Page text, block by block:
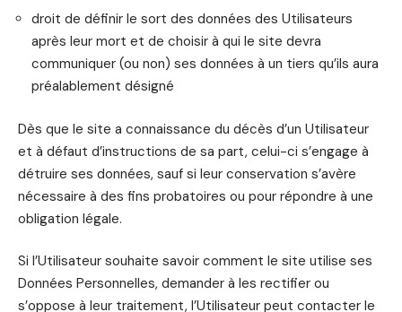
droit de définir le sort des données des Utilisateurs
après leur mort et de choisir à qui le site devra
communiquer (ou non) ses données à un tiers qu’ils aura
préalablement désigné
Dès que le site a connaissance du décès d’un Utilisateur
et à défaut d’instructions de sa part, celui-ci s’engage à
détruire ses données, sauf si leur conservation s’avère
nécessaire à des fins probatoires ou pour répondre à une
obligation légale.
Si l’Utilisateur souhaite savoir comment le site utilise ses
Données Personnelles, demander à les rectifier ou
s’oppose à leur traitement, l’Utilisateur peut contacter le